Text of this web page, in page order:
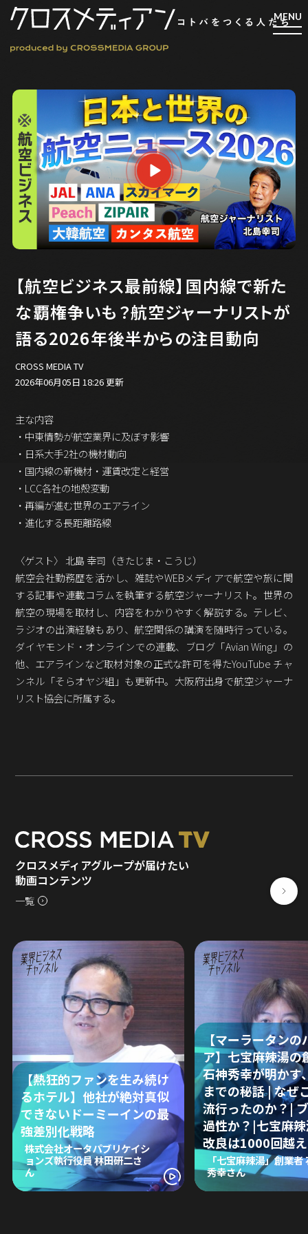
マガジン
新刊ができるまで
EVENT
MY WORK
編集4.0
シンカケイコウホウ
バックオフィス
その他
動画
ビジネス・ブック・アカデミー
業界ビジネス
プロフェッショナル対談
ビジネスアスリートのための
コンディショニング
編集4.0
その他
「ビジネス・ブック・アカデミー」
Podcast番組
「小早川幸一郎の編集者で経営者」
Podcast番組
「東京広報大学」
クロスメディアンとは？
広報誌
「クロスメディアン」アーカイブ
【航空ビジネス最前線】国内線で新た
な覇権争いも？航空ジャーナリストが
語る2026年後半からの注目動向
CROSS MEDIA TV
2026年06月05日 18:26 更新
主な内容
・中東情勢が航空業界に及ぼす影響
・日系大手2社の機材動向
・国内線の新機材・運賃改定と経営
・LCC各社の地殻変動
・再編が進む世界のエアライン
・進化する長距離路線
〈ゲスト〉 北島 幸司（きたじま・こうじ）
航空会社勤務歴を活かし、雑誌やWEBメディアで航空や旅に関
する記事や連載コラムを執筆する航空ジャーナリスト。世界の
航空の現場を取材し、内容をわかりやすく解説する。テレビ、
ラジオの出演経験もあり、航空関係の講演を随時行っている。
ダイヤモンド・オンラインでの連載、ブログ「Avian Wing」の
他、エアラインなど取材対象の正式な許可を得たYouTube チャ
ンネル「そらオヤジ組」も更新中。大阪府出身で航空ジャーナ
リスト協会に所属する。
クロスメディアグループが届けたい
動画コンテンツ
一覧
【熱狂的ファンを生み続け
るホテル】他社が絶対真似
できないドーミーインの最
強差別化戦略
株式会社オータパブリケイシ
ョンズ執行役員 林田研二さ
ん
【マーラータン
ア】七宝麻辣湯の
石神秀幸が明かす
までの秘話 | なぜ
流行ったのか？|
過性か？|七宝麻
改良は1000回越
「七宝麻辣湯」創業者
秀幸さん